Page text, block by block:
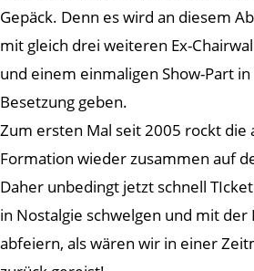
Gepäck. Denn es wird an diesem
mit gleich drei weiteren Ex-
und einem einmaligen Show-Part
Besetzung geben.
Zum ersten Mal seit 2005 rockt die
Formation wieder zusammen auf
Daher unbedingt jetzt schnell
in Nostalgie schwelgen und mit der
abfeiern, als wären wir in einer